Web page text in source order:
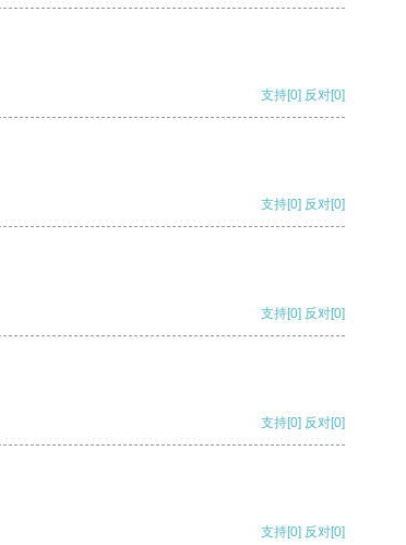
支持[0] 反对[0]
支持[0] 反对[0]
支持[0] 反对[0]
支持[0] 反对[0]
支持[0] 反对[0]